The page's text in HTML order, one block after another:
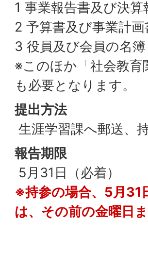
1 事業報告書及び決算
2 予算書及び事業計画
3 役員及び会員の名簿
※このほか「社会教
も必要となります。
提出方法
生涯学習課へ郵送、
報告期限
5月31日（必着）
※持参の場合、5月31
は、その前の金曜日